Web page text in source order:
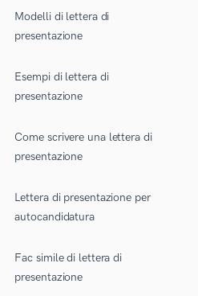
Modelli di lettera di
presentazione
Esempi di lettera di
presentazione
Come scrivere una lettera di
presentazione
Lettera di presentazione per
autocandidatura
Fac simile di lettera di
presentazione